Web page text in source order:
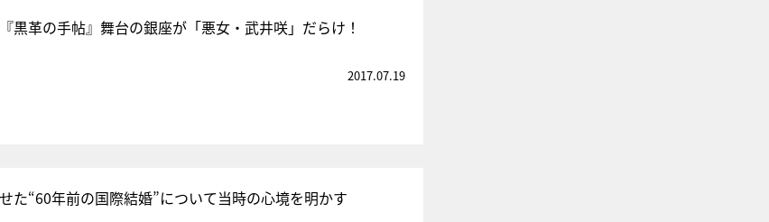
黒革の手帖』舞台の銀座が「悪女・武井咲」だらけ！
2017.07.19
た“60年前の国際結婚”について当時の心境を明かす